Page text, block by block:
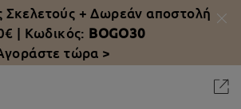
Σκελετούς +Δωρεάν αποστολή
| Κωδικός: BOGO30
τώρα >